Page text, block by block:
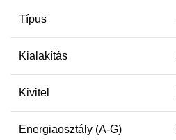
Típus
Kialakítás
Kivitel
Energiaosztály (A-G)